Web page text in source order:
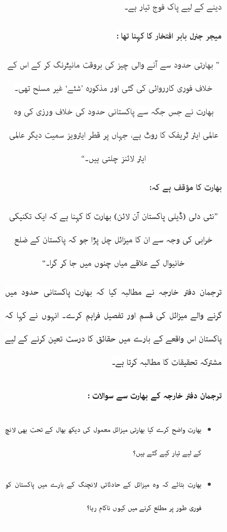
دینے کے لیے پاک فوج تیار ہے۔
میجر جنرل بابر افتخار کا کہنا تھا :
” بھارتی حدود سے آنے والی چیز کی بروقت مانیٹرنگ کر کے اس کے
خلاف فوری کارروائی کی گئی اور مذکورہ ’شئے‘ غیر مسلح تھی۔
بھارت نے جس جگہ سے پاکستانی حدود کی خلاف ورزی کی وہ
عالمی ایئر ٹریفک کا روٹ ہے، جہاں پر قطر ایئرویز سمیت دیگر عالمی
ایئر لائنز چلتی ہیں۔“
بھارت کا مؤقف ہے کہ:
”نئی دلی (ڈیلی پاکستان آن لائن) بھارت کا کہنا ہے کہ ایک تکنیکی
خرابی کی وجہ سے ان کا میزائل چل پڑا جو کہ پاکستان کے ضلع
خانیوال کے علاقے میاں چنوں میں جا کر گرا۔“
ترجمان دفتر خارجہ نے مطالبہ کیا کہ بھارت پاکستانی حدود میں
گرنے والے میزائل کی قسم اور تفصیل فراہم کرے۔ انہوں نے کہا کہ
پاکستان اس واقعے کے بارے میں حقائق کا درست تعین کرنے کے لیے
مشترکہ تحقیقات کا مطالبہ کرتا ہے۔
ترجمان دفتر خارجہ کے بھارت سے سوالات :
بھارت واضح کرے کیا بھارتی میزائل معمول کی دیکھ بھال کے تحت بھی لانچ
کے لیے تیار کیے گئے ہیں؟
بھارت بتائے کہ وہ میزائل کے حادثاتی لانچنگ کے بارے میں پاکستان کو
فوری طور پر مطلع کرنے میں کیوں ناکام رہا؟